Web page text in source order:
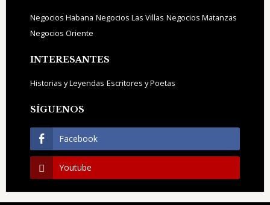
Negocios Habana Negocios Las Villas Negocios Matanzas
Negocios Oriente
INTERESANTES
Historias y Leyendas Escritores y Poetas
SÍGUENOS
Facebook
Youtube